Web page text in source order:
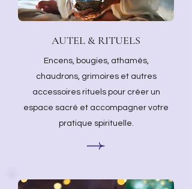
AUTEL & RITUELS
Encens, bougies, athamés,
chaudrons, grimoires et autres
accessoires rituels pour créer un
espace sacré et accompagner votre
pratique spirituelle.